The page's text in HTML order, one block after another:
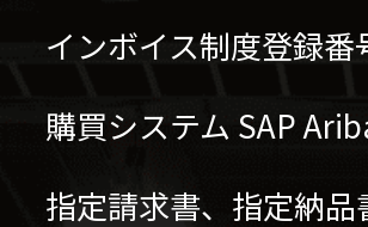
インボイス制度登録
購買システム SAP
指定請求書、指定納